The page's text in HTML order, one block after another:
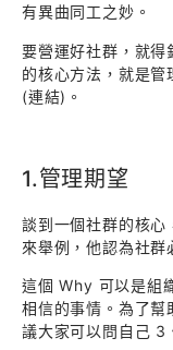
有異曲同工之妙。
要營運好社群，就
的核心方法，就是
(連結)。
1.管理期望
談到一個社群的核
來舉例，他認為社群
這個 Why 可以是組
相信的事情。為了
議大家可以問自己 3